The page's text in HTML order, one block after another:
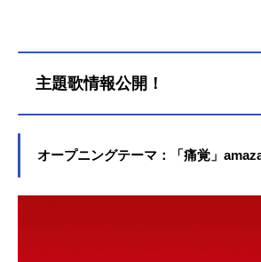
主題歌情報公開！
オープニングテーマ：「痛覚」